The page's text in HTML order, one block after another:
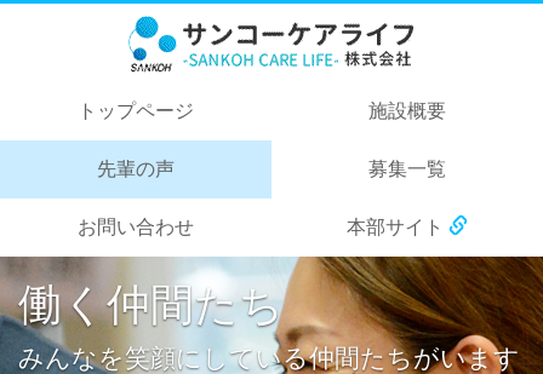
トップページ 施設概要
先輩の声 募集一覧
お問い合わせ 本部サイト
働く仲間たち
みんなを笑顔にしている仲間たちがいます